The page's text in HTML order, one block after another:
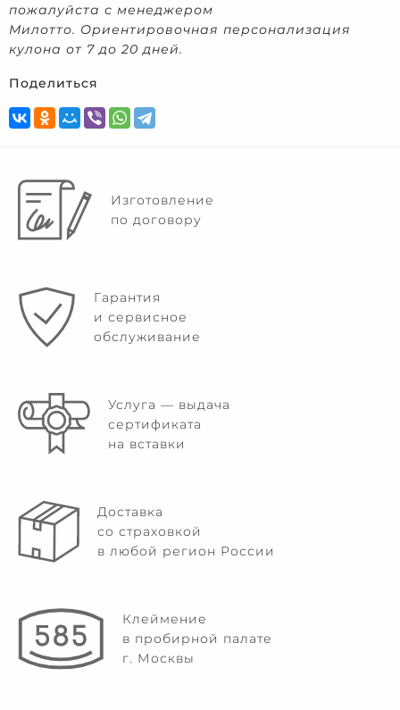
пожалуйста с менеджером
Милотто. Ориентировочная персонализация
кулона от 7 до 20 дней.
Поделиться
Изготовление
по договору
Гарантия
и сервисное
обслуживание
Услуга — выдача
сертификата
на вставки
Доставка
со страховкой
в любой регион России
Клеймение
в пробирной палате
г. Москвы